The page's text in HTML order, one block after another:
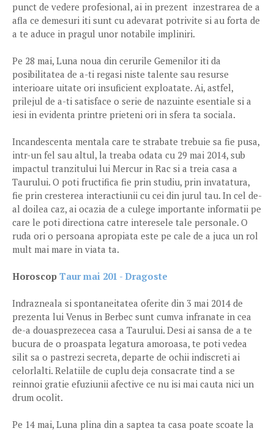
punct de vedere profesional, ai in prezent inzestrarea de a
afla ce demesuri iti sunt cu adevarat potrivite si au forta de
a te aduce in pragul unor notabile impliniri.
Pe 28 mai, Luna noua din cerurile Gemenilor iti da
posibilitatea de a-ti regasi niste talente sau resurse
interioare uitate ori insuficient exploatate. Ai, astfel,
prilejul de a-ti satisface o serie de nazuinte esentiale si a
iesi in evidenta printre prieteni ori in sfera ta sociala.
Incandescenta mentala care te strabate trebuie sa fie pusa,
intr-un fel sau altul, la treaba odata cu 29 mai 2014, sub
impactul tranzitului lui Mercur in Rac si a treia casa a
Taurului. O poti fructifica fie prin studiu, prin invatatura,
fie prin cresterea interactiunii cu cei din jurul tau. In cel de-
al doilea caz, ai ocazia de a culege importante informatii pe
care le poti directiona catre interesele tale personale. O
ruda ori o persoana apropiata este pe cale de a juca un rol
mult mai mare in viata ta.
Horoscop Taur mai 201 - Dragoste
Indrazneala si spontaneitatea oferite din 3 mai 2014 de
prezenta lui Venus in Berbec sunt cumva infranate in cea
de-a douasprezecea casa a Taurului. Desi ai sansa de a te
bucura de o proaspata legatura amoroasa, te poti vedea
silit sa o pastrezi secreta, departe de ochii indiscreti ai
celorlalti. Relatiile de cuplu deja consacrate tind a se
reinnoi gratie efuziunii afective ce nu isi mai cauta nici un
drum ocolit.
Pe 14 mai, Luna plina din a saptea ta casa poate scoate la